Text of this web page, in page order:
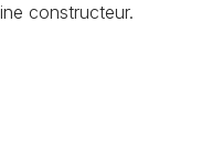
constructeur.